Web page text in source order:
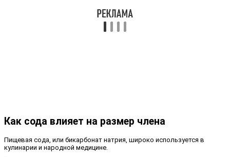
Как сода влияет на размер члена
Пищевая сода, или бикарбонат натрия, широко используется в
кулинарии и народной медицине.